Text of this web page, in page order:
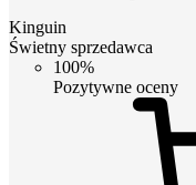
Kinguin
Świetny sprzedawca
100%
Pozytywne oceny